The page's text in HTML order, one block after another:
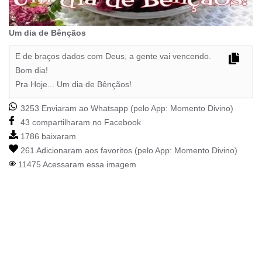
Um dia de Bênçãos
E de braços dados com Deus, a gente vai vencendo.
Bom dia!
Pra Hoje... Um dia de Bênçãos!
3253 Enviaram ao Whatsapp (pelo App: Momento Divino)
43 compartilharam no Facebook
1786 baixaram
261 Adicionaram aos favoritos (pelo App: Momento Divino)
11475 Acessaram essa imagem